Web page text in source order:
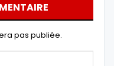
pas publiée.